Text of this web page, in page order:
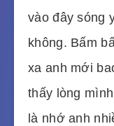
vào đây sóng
không. Bấm
xa anh mới
thấy lòng
là nhớ anh